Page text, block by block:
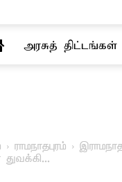
அரசுத் திட்டங்கள்
ராமநாதபுரம்